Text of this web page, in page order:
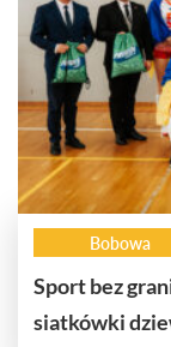
Bobowa
Sport bez
siatkówki